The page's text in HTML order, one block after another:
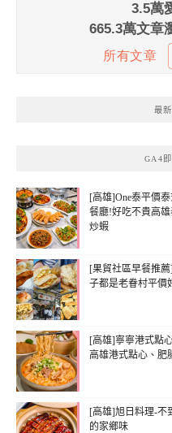
最
GA4
[高雄]One泰平價
餐廳!好吃不貴高
炒蝦
[果貿社區早餐推
子都是老眷村平價
[高雄]寧寧港式點
高雄港式點心、肥
[高雄]旭日料理-不
的家鄉味